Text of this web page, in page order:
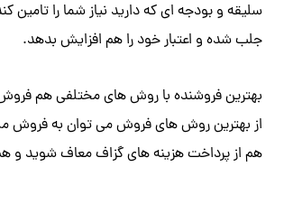
سلیقه و بودجه ای که دارید نیاز شما را تامین
جلب شده و اعتبار خود را هم افزایش بدهد.
بهترین فروشنده با روش های مختلفی هم
از بهترین روش های فروش می توان به فروش
هم از پرداخت هزینه های گزاف معاف شوید و